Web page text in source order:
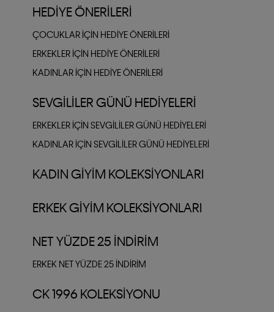
HEDIYE ÖNERILERI
ÇOCUKLAR IÇIN HEDIYE ÖNERILERI
ERKEKLER İÇIN HEDIYE ÖNERILERI
KADINLAR İÇIN HEDIYE ÖNERILERI
SEVGILILER GÜNÜ HEDIYELERI
ERKEKLER İÇIN SEVGILILER GÜNÜ HEDIYELERI
KADINLAR İÇIN SEVGILILER GÜNÜ HEDIYELERI
KADIN GIYIM KOLEKSIYONLARI
ERKEK GIYIM KOLEKSIYONLARI
NET YÜZDE 25 İNDIRIM
ERKEK NET YÜZDE 25 İNDİRİM
CK 1996 KOLEKSIYONU